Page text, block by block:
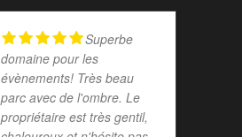
Superbe
domaine pour les
évènements! Très beau
parc avec de l'ombre. Le
propriétaire est très gentil,